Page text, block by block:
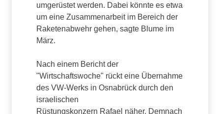
umgerüstet werden. Dabei könnte es etwa
um eine Zusammenarbeit im Bereich der
Raketenabwehr gehen, sagte Blume im
März.
Nach einem Bericht der
"Wirtschaftswoche" rückt eine Übernahme
des VW-Werks in Osnabrück durch den
israelischen
Rüstungskonzern Rafael näher. Demnach